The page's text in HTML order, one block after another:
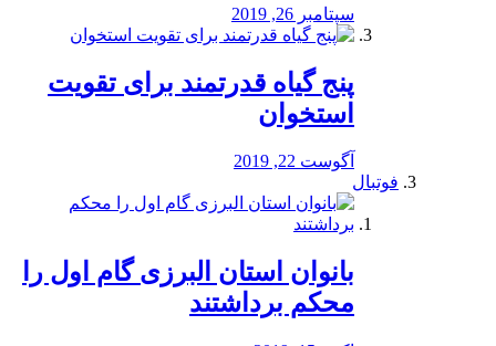
سپتامبر 26, 2019
پنج گیاه قدرتمند برای تقویت
استخوان
آگوست 22, 2019
فوتبال
بانوان استان البرزی گام اول را
محكم برداشتند